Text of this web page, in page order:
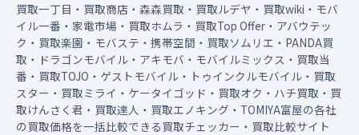
買取一丁目・買取商店・森森買取・買取ルデヤ・買取wiki・モバ
イル一番・家電市場・買取ホムラ・買取Top Offer・アバウテッ
ク・買取楽園・モバステ・携帯空間・買取ソムリエ・PANDA買
取・ドラゴンモバイル・アキモバ・モバイルミックス・買取当
番・買取TOJO・ゲストモバイル・トゥインクルモバイル・買取
スター・買取ミライ・ケータイゴッド・買取オク・ハチ買取・買
取けんさく君・買取達人・買取エノキング・TOMIYA富屋の各社
の買取価格を一括比較できる買取チェッカー・買取比較サイト